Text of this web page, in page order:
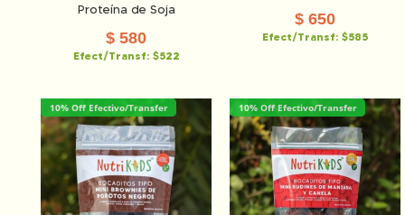
Proteína de Soja
$ 580
Efect/Transf: $522
$ 650
Efect/Transf: $585
10% Off Efectivo/Transfer 10% Off Efectivo/Transfer